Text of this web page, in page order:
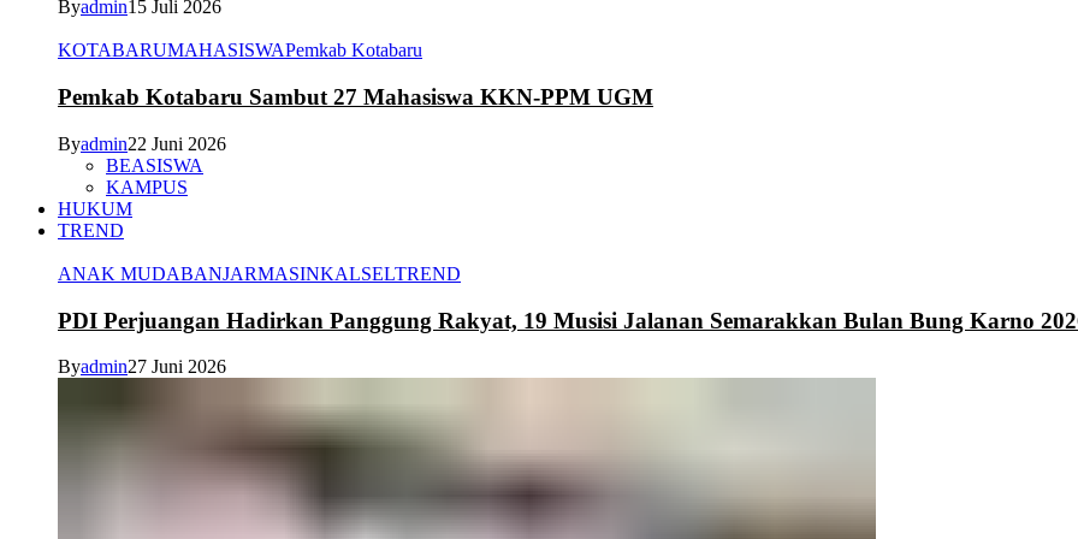
Byadmin15 Juli 2026
KOTABARUMAHASISWAPemkab Kotabaru
Pemkab Kotabaru Sambut 27 Mahasiswa KKN-PPM UGM
Byadmin22 Juni 2026
BEASISWA
KAMPUS
HUKUM
TREND
ANAK MUDABANJARMASINKALSELTREND
PDI Perjuangan Hadirkan Panggung Rakyat, 19 Musisi Jalanan Semarakkan Bulan Bung Karno
Byadmin27 Juni 2026